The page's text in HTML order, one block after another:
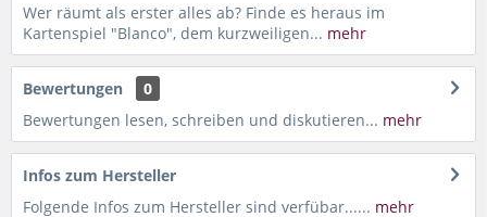
Wer räumt als erster alles ab? Finde es heraus im
Kartenspiel "Blanco", dem kurzweiligen... mehr
Bewertungen
0
Bewertungen lesen, schreiben und diskutieren... mehr
Infos zum Hersteller
Folgende Infos zum Hersteller sind verfübar...... mehr